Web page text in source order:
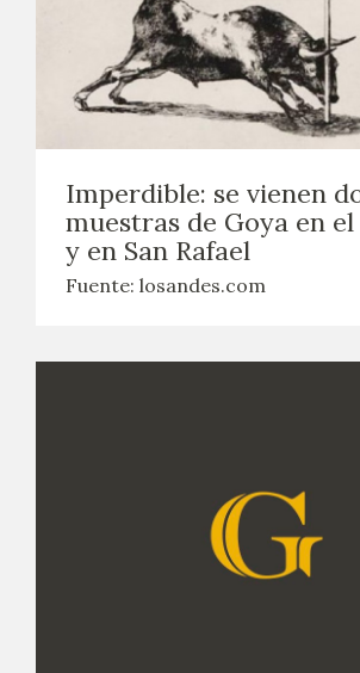
Imperdible: se vienen
muestras de Goya en
y en San Rafael
Fuente: losandes.com